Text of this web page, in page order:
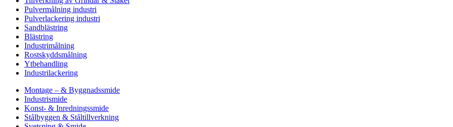
Pulvermålning industri
Pulverlackering industri
Sandblästring
Blästring
Industrimålning
Rostskyddsmålning
Ytbehandling
Industrilackering
Montage – & Byggnadssmide
Industrismide
Konst- & Inredningssmide
Stålbyggen & Ståltillverkning